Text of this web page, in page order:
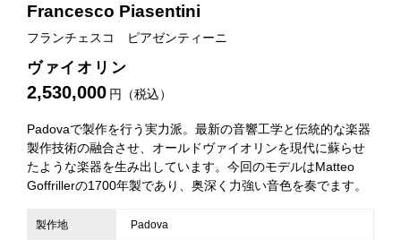
Francesco Piasentini
フランチェスコ ピアゼンティーニ
ヴァイオリン
2,530,000 円（税込）
Padovaで製作を行う実力派。最新の音響工学と伝統的な楽器
製作技術の融合させ、オールドヴァイオリンを現代に蘇らせ
たような楽器を生み出しています。今回のモデルはMatteo
Goffrillerの1700年製であり、奥深く力強い音色を奏でます。
製作地 Padova